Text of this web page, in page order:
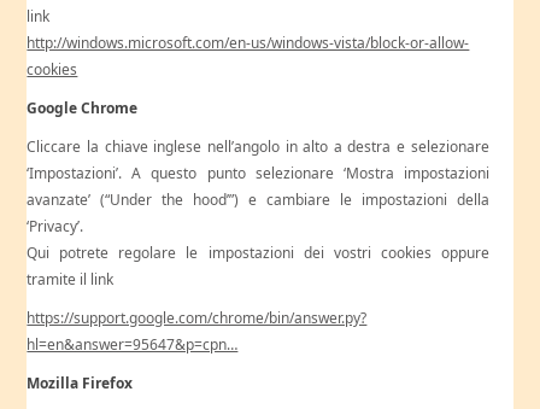
link
http://windows.microsoft.com/en-us/windows-vista/block-or-allow-
cookies
Google Chrome
Cliccare la chiave inglese nell’angolo in alto a destra e selezionare
‘Impostazioni’. A questo punto selezionare ‘Mostra impostazioni
avanzate’ (“Under the hood’”) e cambiare le impostazioni della
‘Privacy’.
Qui potrete regolare le impostazioni dei vostri cookies oppure
tramite il link
https://support.google.com/chrome/bin/answer.py?
hl=en&answer=95647&p=cpn…
Mozilla Firefox